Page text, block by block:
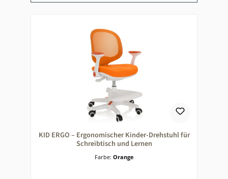
KID ERGO – Ergonomischer Kinder-Drehstuhl für
Schreibtisch und Lernen
Farbe: Orange